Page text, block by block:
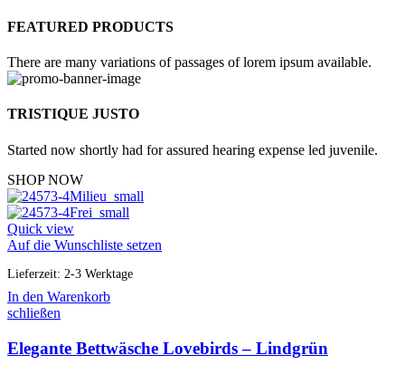
FEATURED PRODUCTS
There are many variations of passages of lorem ipsum available.
TRISTIQUE JUSTO
Started now shortly had for assured hearing expense led juvenile.
SHOP NOW
Quick view
Auf die Wunschliste setzen
Lieferzeit: 2-3 Werktage
In den Warenkorb
schließen
Elegante Bettwäsche Lovebirds – Lindgrün